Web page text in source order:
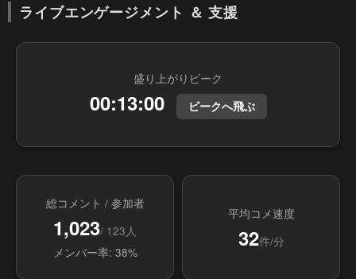
ライブエンゲージメント ＆ 支援
盛り上がりピーク
00:13:00 ピークへ飛ぶ
総コメント / 参加者
1,023/ 123人
メンバー率: 38%
平均コメ速度
32件/分